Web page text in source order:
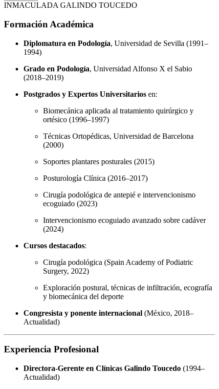
INMACULADA GALINDO TOUCEDO
Formación Académica
Diplomatura en Podología, Universidad de Sevilla (1991–
1994)
Grado en Podología, Universidad Alfonso X el Sabio
(2018–2019)
Postgrados y Expertos Universitarios en:
Biomecánica aplicada al tratamiento quirúrgico y
ortésico (1996–1997)
Técnicas Ortopédicas, Universidad de Barcelona
(2000)
Soportes plantares posturales (2015)
Posturología Clínica (2016–2017)
Cirugía podológica de antepié e intervencionismo
ecoguiado (2023)
Intervencionismo ecoguiado avanzado sobre cadáver
(2024)
Cursos destacados:
Cirugía podológica (Spain Academy of Podiatric
Surgery, 2022)
Exploración postural, técnicas de infiltración, ecografía
y biomecánica del deporte
Congresista y ponente internacional (México, 2018–
Actualidad)
Experiencia Profesional
Directora-Gerente en Clínicas Galindo Toucedo (1994–
Actualidad)